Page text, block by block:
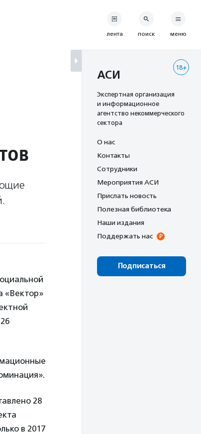
«Вектор»
28
в 2017
лента поиск меню
18+
АСИ
Экспертная организация
и информационное
агентство некоммерческого
сектора
О нас
Контакты
Сотрудники
Мероприятия АСИ
Прислать новость
Полезная библиотека
Наши издания
Поддержать нас
Подписаться